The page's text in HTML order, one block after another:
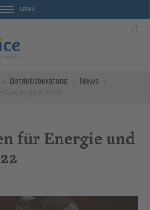
MENU
IT
Betriebsberatung
News
für Energie und